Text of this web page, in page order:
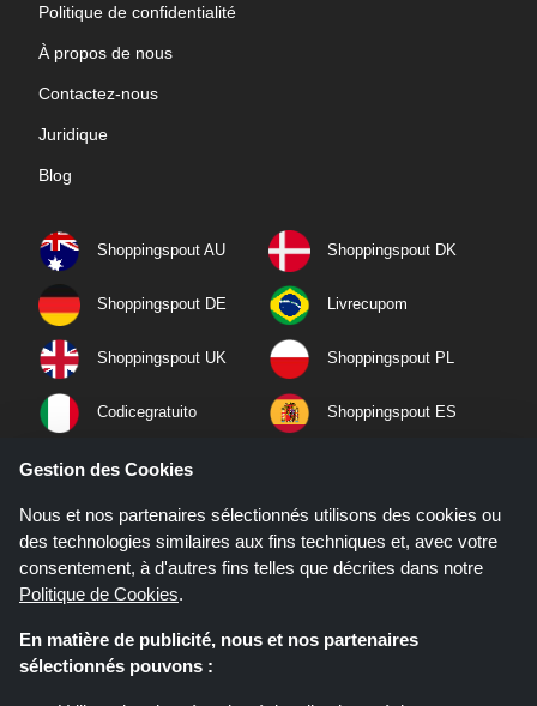
Politique de confidentialité
À propos de nous
Contactez-nous
Juridique
Blog
Shoppingspout AU Shoppingspout DK
Shoppingspout DE Livrecupom
Shoppingspout UK Shoppingspout PL
Codicegratuito Shoppingspout ES
Shoppingspout NL
Shoppingspout PT Shoppingspout NO
Gestion des Cookies
Nous et nos partenaires sélectionnés utilisons des cookies ou
des technologies similaires aux fins techniques et, avec votre
consentement, à d'autres fins telles que décrites dans notre
Politique de Cookies.
En matière de publicité, nous et nos partenaires
sélectionnés pouvons :